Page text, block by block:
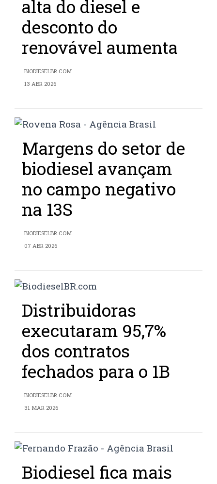
alta do diesel e
desconto do
renovável aumenta
BIODIESELBR.COM
13 ABR 2026
Margens do setor de
biodiesel avançam
no campo negativo
na 13S
BIODIESELBR.COM
07 ABR 2026
Distribuidoras
executaram 95,7%
dos contratos
fechados para o 1B
BIODIESELBR.COM
31 MAR 2026
Biodiesel fica mais